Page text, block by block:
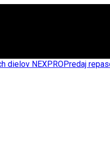
dielov NEXPROPredaj